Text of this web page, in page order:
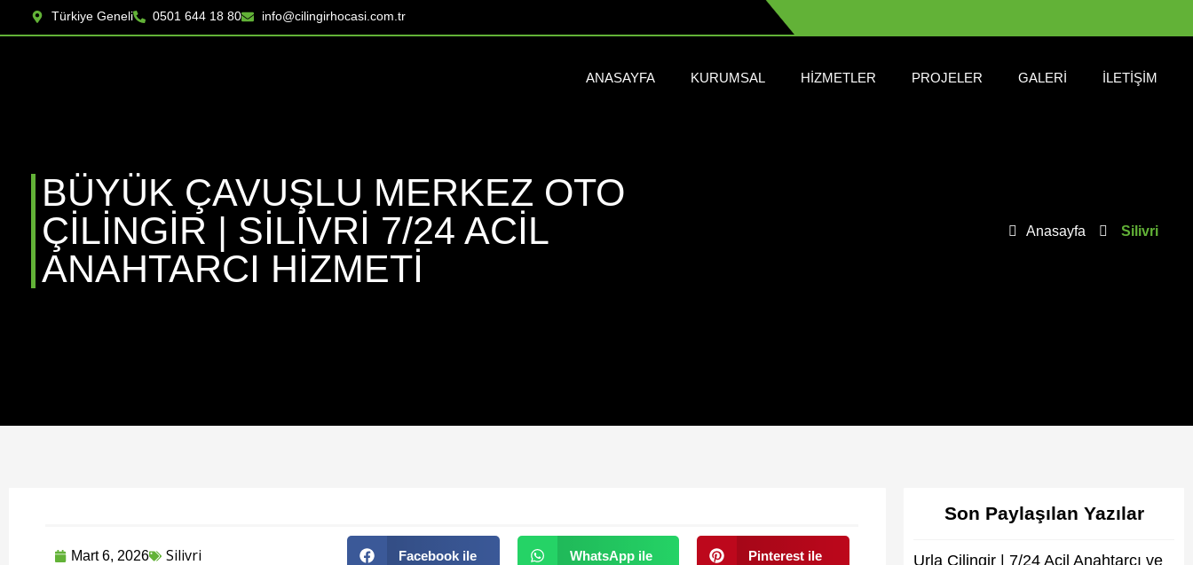
Türkiye Geneli 0501 644 18 80 info@cilingirhocasi.com.tr
ANASAYFA KURUMSAL HIZMETLER PROJELER GALERI İLETIŞIM
BÜYÜK ÇAVUŞLU MERKEZ OTO
ÇILINGIR | SILIVRI 7/24 ACIL
ANAHTARCI HIZMETI
Anasayfa Silivri
Mart 6, 2026 Silivri Facebook ile WhatsApp ile Pinterest ile
Son Paylaşılan Yazılar
Urla Çilingir | 7/24 Acil Anahtarcı ve